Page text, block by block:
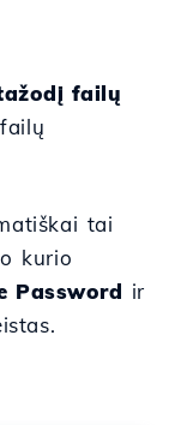
failų
tai
kurio
Password ir